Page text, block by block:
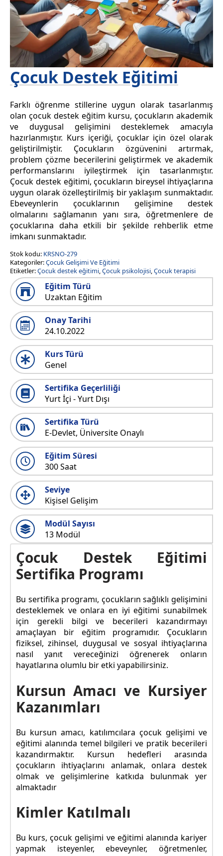
Çocuk Destek Eğitimi
Farklı öğrenme stillerine uygun olarak tasarlanmış
olan çocuk destek eğitim kursu, çocukların akademik
ve duygusal gelişimini desteklemek amacıyla
hazırlanmıştır. Kurs içeriği, çocuklar için özel olarak
geliştirilmiştir. Çocukların özgüvenini artırmak,
problem çözme becerilerini geliştirmek ve akademik
performanslarını iyileştirmek için tasarlanmıştır.
Çocuk destek eğitimi, çocukların bireysel ihtiyaçlarına
uygun olarak özelleştirilmiş bir yaklaşım sunmaktadır.
Ebeveynlerin çocuklarının gelişimine destek
olmalarını sağlamanın yanı sıra, öğretmenlere de
çocuklarına daha etkili bir şekilde rehberlik etme
imkanı sunmaktadır.
Stok kodu: KRSNO-279
Kategoriler:Çocuk Gelişimi Ve Eğitimi
Etiketler:Çocuk destek eğitimi,Çocuk psikolojisi,Çocuk terapisi
Eğitim Türü
Uzaktan Eğitim
Onay Tarihi
24.10.2022
Kurs Türü
Genel
Sertifika Geçerliliği
Yurt İçi - Yurt Dışı
Sertifika Türü
E-Devlet, Üniversite Onaylı
Eğitim Süresi
300 Saat
Seviye
Kişisel Gelişim
Modül Sayısı
13 Modül
Çocuk Destek Eğitimi
Sertifika Programı
Bu sertifika programı, çocukların sağlıklı gelişimini
desteklemek ve onlara en iyi eğitimi sunabilmek
için gerekli bilgi ve becerileri kazandırmayı
amaçlayan bir eğitim programıdır. Çocukların
fiziksel, zihinsel, duygusal ve sosyal ihtiyaçlarına
nasıl yanıt vereceğinizi öğrenerek onların
hayatlarına olumlu bir etki yapabilirsiniz.
Kursun Amacı ve Kursiyer
Kazanımları
Bu kursun amacı, katılımcılara çocuk gelişimi ve
eğitimi alanında temel bilgileri ve pratik becerileri
kazandırmaktır. Kursun hedefleri arasında
çocukların ihtiyaçlarını anlamak, onlara destek
olmak ve gelişimlerine katkıda bulunmak yer
almaktadır
Kimler Katılmalı
Bu kurs, çocuk gelişimi ve eğitimi alanında kariyer
yapmak isteyenler, ebeveynler, öğretmenler,